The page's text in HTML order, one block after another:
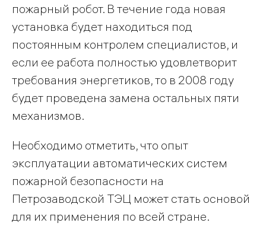
пожарный робот. В течение года новая
установка будет находиться под
постоянным контролем специалистов, и
если ее работа полностью удовлетворит
требования энергетиков, то в 2008 году
будет проведена замена остальных пяти
механизмов.
Необходимо отметить, что опыт
эксплуатации автоматических систем
пожарной безопасности на
Петрозаводской ТЭЦ может стать основой
для их применения по всей стране.